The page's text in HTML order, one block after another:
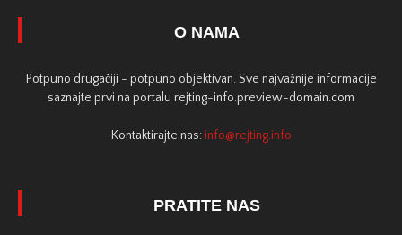
O NAMA
Potpuno drugačiji - potpuno objektivan. Sve najvažnije informacije
saznajte prvi na portalu rejting-info.preview-domain.com
Kontaktirajte nas: info@rejting.info
PRATITE NAS